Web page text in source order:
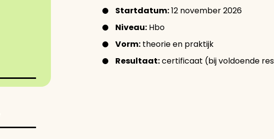
Startdatum:12 november 2026
Niveau: Hbo
Vorm: theorie en praktijk
Resultaat:certificaat (bij voldoende